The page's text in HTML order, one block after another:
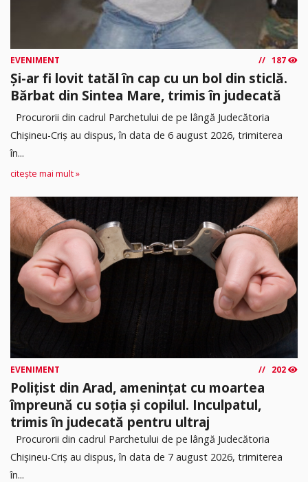
EVENIMENT 187
Și-ar fi lovit tatăl în cap cu un bol din sticlă.
Bărbat din Sintea Mare, trimis în judecată
Procurorii din cadrul Parchetului de pe lângă Judecătoria
Chișineu-Criș au dispus, în data de 6 august 2026, trimiterea
în...
citește mai mult »
EVENIMENT 202
Polițist din Arad, amenințat cu moartea
împreună cu soția și copilul. Inculpatul,
trimis în judecată pentru ultraj
Procurorii din cadrul Parchetului de pe lângă Judecătoria
Chișineu-Criș au dispus, în data de 7 august 2026, trimiterea
în...